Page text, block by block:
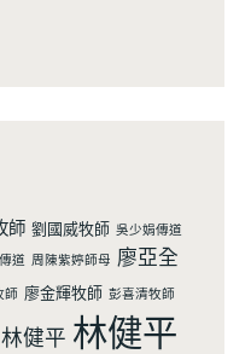
師 劉國威牧師 吳少娟傳道
道 周陳紫婷師母 廖亞全
師 廖金輝牧師 彭喜清牧師
林健平 林健平